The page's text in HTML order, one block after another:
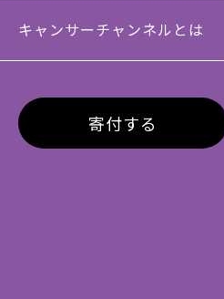
キャンサーチャンネルとは
寄付する